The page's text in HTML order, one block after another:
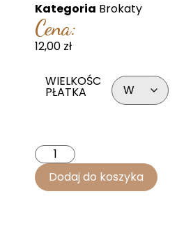
Kategoria Brokaty
Cena:
12,00 zł
WIELKOŚC
PŁATKA
Dodaj do koszyka